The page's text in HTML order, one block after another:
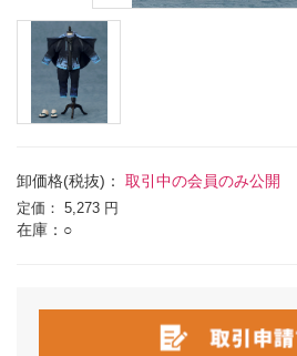
卸価格(税抜)： 取引中の会員のみ公開
定価： 5,273 円
在庫：○